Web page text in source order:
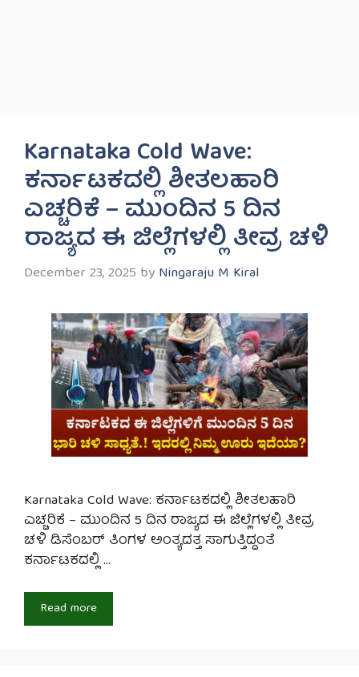
Karnataka Cold Wave:
ಕರ್ನಾಟಕದಲ್ಲಿ ಶೀತಲಹಾರಿ
ಎಚ್ಚರಿಕೆ – ಮುಂದಿನ 5 ದಿನ
ರಾಜ್ಯದ ಈ ಜಿಲ್ಲೆಗಳಲ್ಲಿ ತೀವ್ರ ಚಳಿ
December 23, 2025 by Ningaraju M Kiral
Karnataka Cold Wave: ಕರ್ನಾಟಕದಲ್ಲಿ ಶೀತಲಹಾರಿ
ಎಚ್ಚರಿಕೆ – ಮುಂದಿನ 5 ದಿನ ರಾಜ್ಯದ ಈ ಜಿಲ್ಲೆಗಳಲ್ಲಿ ತೀವ್ರ
ಚಳಿ ಡಿಸೆಂಬರ್ ತಿಂಗಳ ಅಂತ್ಯದತ್ತ ಸಾಗುತ್ತಿದ್ದಂತೆ
ಕರ್ನಾಟಕದಲ್ಲಿ …
Read more